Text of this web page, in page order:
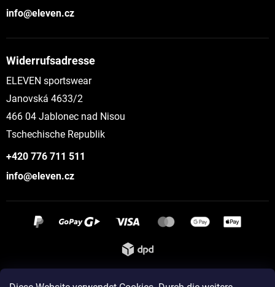
info@eleven.cz
Widerrufsadresse
ELEVEN sportswear
Janovská 4633/2
466 04 Jablonec nad Nisou
Tschechische Republik
+420 776 711 511
info@eleven.cz